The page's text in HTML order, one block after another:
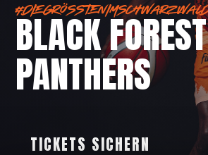
#DIEGRÖSSTENIMSCHWARZWALD
BLACK FOREST
PANTHERS
TICKETS SICHERN